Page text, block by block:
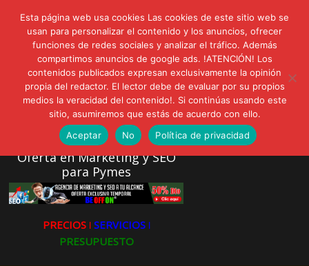
lunes, agosto 3, 2026
Novedades:
AVISPEX PLUS FORTE Bioeffitech y Protección natural sin
dañar el entorno
LIVAM estrena Agua de Sal
Ultravioleta Radio, Cómo una radio sin fines comerciales
conquistó a miles de oyentes
IA: Su importancia en las redes sociales
Gravatar: Tu Huella Digital en las Redes Sociales
Oferta en Marketing y SEO
para Pymes
PRECIOS ǀ SERVICIOS ǀ
PRESUPUESTO
Esta página web usa cookies Las cookies de este sitio web se
usan para personalizar el contenido y los anuncios, ofrecer
funciones de redes sociales y analizar el tráfico. Además
compartimos anuncios de google ads. !ATENCIÓN! Los
contenidos publicados expresan exclusivamente la opinión
propia del redactor. El lector debe de evaluar por su propios
medios la veracidad del contenido!. Si continúas usando este
sitio, asumiremos que estás de acuerdo con ello.
Aceptar
No Política de privacidad